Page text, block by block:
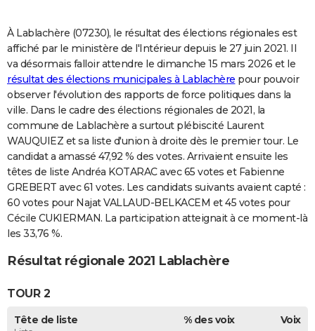
COPAINS D'AVANT
S'inscrire
Se connecter
Lycées
Collèges
Primaires
Universités
Entreprises
Service militaire
Avis de recherche
AVIS DE DÉCÈS
FORUM
Bricolage
Lifestyle
Culture
Sport
Auto
Television
Voyage
Cinema
À Lablachère (07230), le résultat des élections régionales est
affiché par le ministère de l'Intérieur depuis le 27 juin 2021. Il
va désormais falloir attendre le dimanche 15 mars 2026 et le
résultat des élections municipales à Lablachère pour pouvoir
observer l'évolution des rapports de force politiques dans la
ville. Dans le cadre des élections régionales de 2021, la
commune de Lablachère a surtout plébiscité Laurent
WAUQUIEZ et sa liste d'union à droite dès le premier tour. Le
candidat a amassé 47,92 % des votes. Arrivaient ensuite les
têtes de liste Andréa KOTARAC avec 65 votes et Fabienne
GREBERT avec 61 votes. Les candidats suivants avaient capté :
60 votes pour Najat VALLAUD-BELKACEM et 45 votes pour
Cécile CUKIERMAN. La participation atteignait à ce moment-là
les 33,76 %.
Résultat régionale 2021 Lablachère
TOUR 2
Tête de liste % des voix Voix